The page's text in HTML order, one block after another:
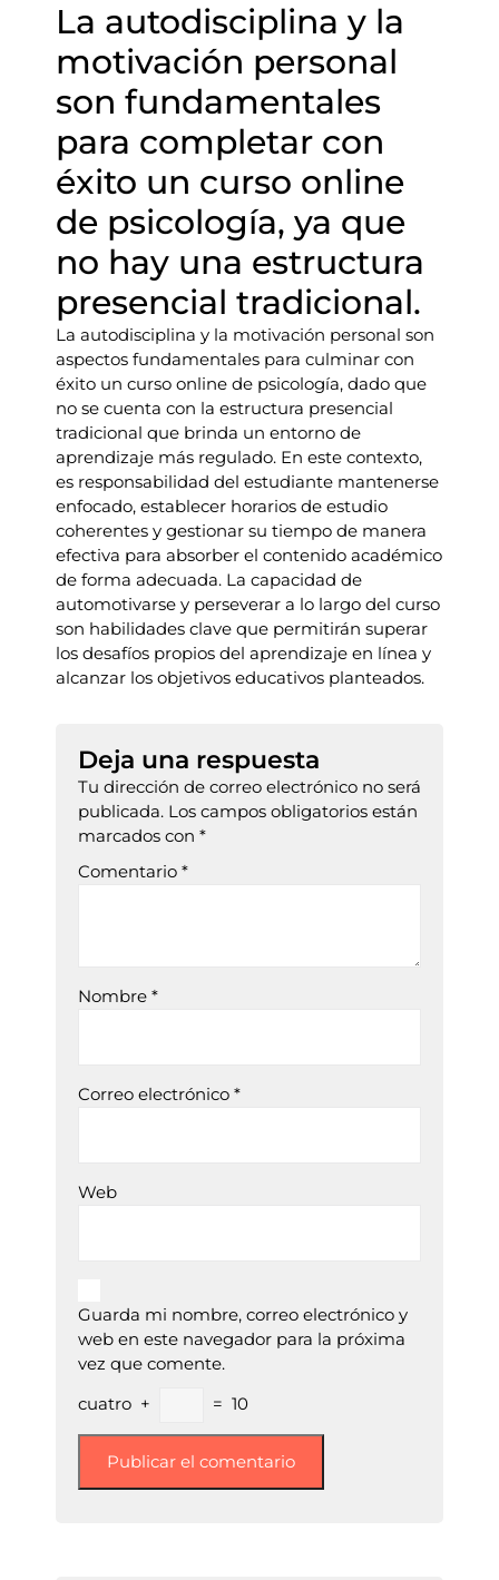
La autodisciplina y la
motivación personal
son fundamentales
para completar con
éxito un curso online
de psicología, ya que
no hay una estructura
presencial tradicional.
La autodisciplina y la motivación personal son
aspectos fundamentales para culminar con
éxito un curso online de psicología, dado que
no se cuenta con la estructura presencial
tradicional que brinda un entorno de
aprendizaje más regulado. En este contexto,
es responsabilidad del estudiante mantenerse
enfocado, establecer horarios de estudio
coherentes y gestionar su tiempo de manera
efectiva para absorber el contenido académico
de forma adecuada. La capacidad de
automotivarse y perseverar a lo largo del curso
son habilidades clave que permitirán superar
los desafíos propios del aprendizaje en línea y
alcanzar los objetivos educativos planteados.
Deja una respuesta
Tu dirección de correo electrónico no será
publicada. Los campos obligatorios están
marcados con *
Comentario *
Nombre *
Correo electrónico *
Web
Guarda mi nombre, correo electrónico y
web en este navegador para la próxima
vez que comente.
cuatro + = 10